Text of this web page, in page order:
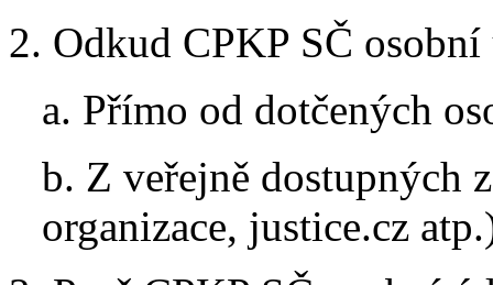
2. Odkud CPKP SČ osobní
a. Přímo od dotčených
b. Z veřejně dostupných
organizace, justice.cz